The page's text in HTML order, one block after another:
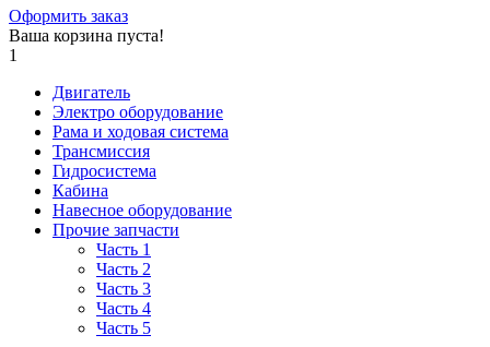
Оформить заказ
Ваша корзина пуста!
1
Двигатель
Электро оборудование
Рама и ходовая система
Трансмиссия
Гидросистема
Кабина
Навесное оборудование
Прочие запчасти
Часть 1
Часть 2
Часть 3
Часть 4
Часть 5